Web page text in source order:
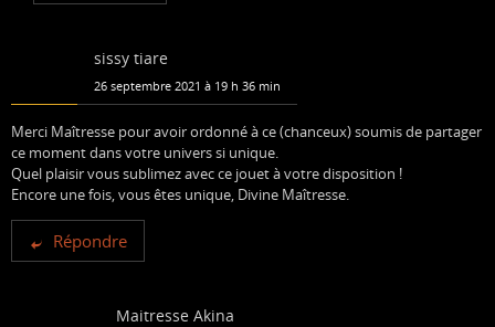
sissy tiare
26 septembre 2021 à 19 h 36 min
Merci Maîtresse pour avoir ordonné à ce (chanceux) soumis de partager
ce moment dans votre univers si unique.
Quel plaisir vous sublimez avec ce jouet à votre disposition !
Encore une fois, vous êtes unique, Divine Maîtresse.
Répondre
Maitresse Akina